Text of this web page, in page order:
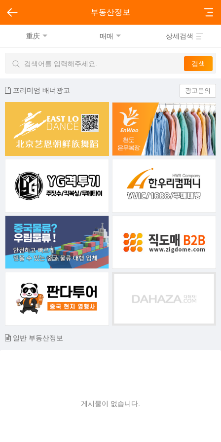
부동산정보
重庆 매매 상세검색
프리미엄 배너광고 광고문의
일반 부동산정보
게시물이 없습니다.